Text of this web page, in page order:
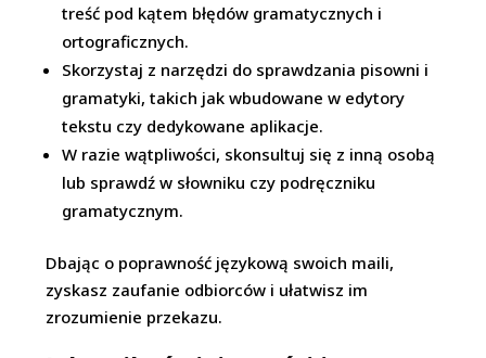
treść pod kątem błędów gramatycznych i
ortograficznych.
Skorzystaj z narzędzi do sprawdzania pisowni i
gramatyki, takich jak wbudowane w edytory
tekstu czy dedykowane aplikacje.
W razie wątpliwości, skonsultuj się z inną osobą
lub sprawdź w słowniku czy podręczniku
gramatycznym.
Dbając o poprawność językową swoich maili,
zyskasz zaufanie odbiorców i ułatwisz im
zrozumienie przekazu.